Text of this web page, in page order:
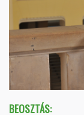
BEOSZTÁS: